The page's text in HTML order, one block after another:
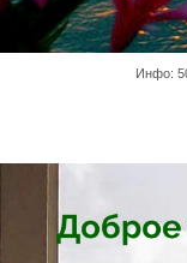
Инфо: